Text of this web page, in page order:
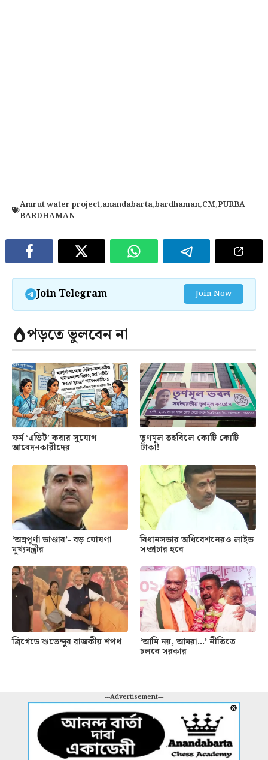
Amrut water project,anandabarta,bardhaman,CM,PURBA
BARDHAMAN
Join Telegram Join Now
পড়তে ভুলবেন না
ফর্ম ‘এডিট’ করার সুযোগ
আবেদনকারীদের
তৃণমূল তহবিলে কোটি কোটি
টাকা!
‘অন্নপূর্ণা ভাণ্ডার’- বড় ঘোষণা
মুখ্যমন্ত্রীর
বিধানসভার অধিবেশনেরও লাইভ
সম্প্রচার হবে
ব্রিগেডে শুভেন্দুর রাজকীয় শপথ ‘আমি নয়, আমরা…’ নীতিতে
চলবে সরকার
---Advertisement---